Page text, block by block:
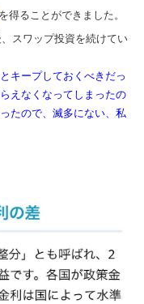
を得ることができました。
スワップ投資を続けてい
キープしておくべきだっ
えなくなってしまったの
たので、滅多にない、私